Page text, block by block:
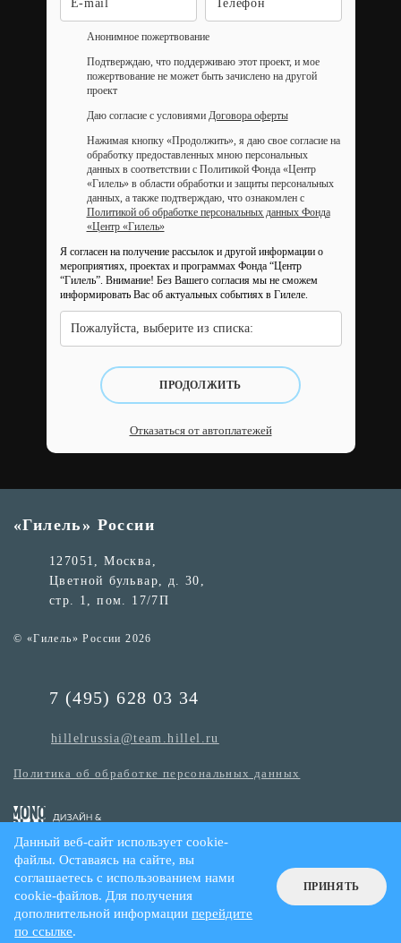
Анонимное пожертвование
Подтверждаю, что поддерживаю этот проект, и мое
пожертвование не может быть зачислено на другой
проект
Даю согласие с условиями Договора оферты
Нажимая кнопку «Продолжить», я даю свое согласие на
обработку предоставленных мною персональных
данных в соответствии с Политикой Фонда «Центр
«Гилель» в области обработки и защиты персональных
данных, а также подтверждаю, что ознакомлен с
Политикой об обработке персональных данных Фонда
«Центр «Гилель»
Я согласен на получение рассылок и другой информации о
мероприятиях, проектах и программах Фонда “Центр
“Гилель”. Внимание! Без Вашего согласия мы не сможем
информировать Вас об актуальных событиях в Гилеле.
Пожалуйста, выберите из списка:
ПРОДОЛЖИТЬ
Отказаться от автоплатежей
«Гилель» России
127051, Москва,
Цветной бульвар, д. 30,
стр. 1, пом. 17/7П
© «Гилель» России 2026
7 (495) 628 03 34
hillelrussia@team.hillel.ru
Политика об обработке персональных данных
Данный веб-сайт использует cookie-
файлы. Оставаясь на сайте, вы
соглашаетесь с использованием нами
cookie-файлов. Для получения
дополнительной информацииперейдите
по ссылке.
ПРИНЯТЬ